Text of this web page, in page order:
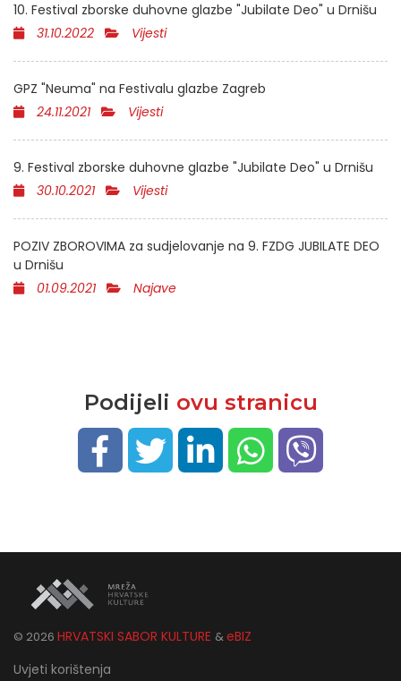
10. Festival zborske duhovne glazbe "Jubilate Deo" u Drnišu
31.10.2022
Vijesti
GPZ "Neuma" na Festivalu glazbe Zagreb
24.11.2021
Vijesti
9. Festival zborske duhovne glazbe "Jubilate Deo" u Drnišu
30.10.2021
Vijesti
POZIV ZBOROVIMA za sudjelovanje na 9. FZDG JUBILATE DEO
u Drnišu
01.09.2021
Najave
Podijeli ovu stranicu
© 2026 HRVATSKI SABOR KULTURE &eBIZ
Uvjeti korištenja